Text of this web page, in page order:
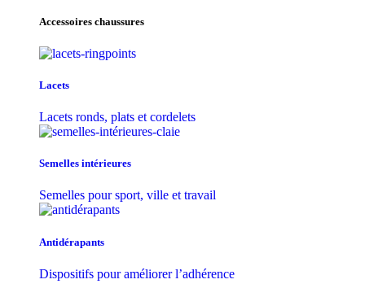
Accessoires chaussures
Lacets
Lacets ronds, plats et cordelets
Semelles intérieures
Semelles pour sport, ville et travail
Antidérapants
Dispositifs pour améliorer l’adhérence